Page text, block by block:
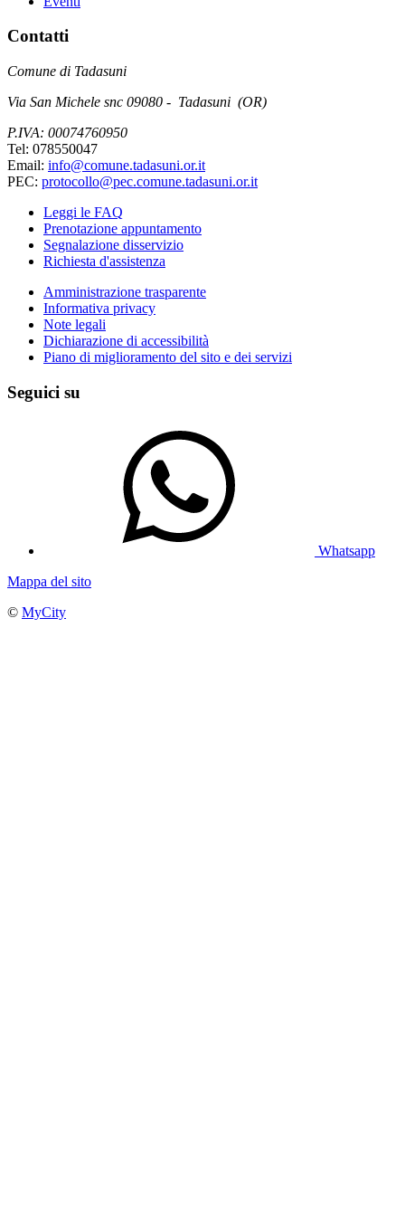
Contatti
Comune di Tadasuni
Via San Michele snc 09080 - Tadasuni (OR)
P.IVA: 00074760950
Tel: 078550047
Email: info@comune.tadasuni.or.it
PEC: protocollo@pec.comune.tadasuni.or.it
Leggi le FAQ
Prenotazione appuntamento
Segnalazione disservizio
Richiesta d'assistenza
Amministrazione trasparente
Informativa privacy
Note legali
Dichiarazione di accessibilità
Piano di miglioramento del sito e dei servizi
Seguici su
Whatsapp
Mappa del sito
© MyCity